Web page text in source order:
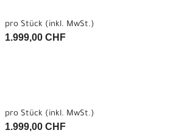
pro Stück (inkl. MwSt.)
1.999,00 CHF
pro Stück (inkl. MwSt.)
1.999,00 CHF